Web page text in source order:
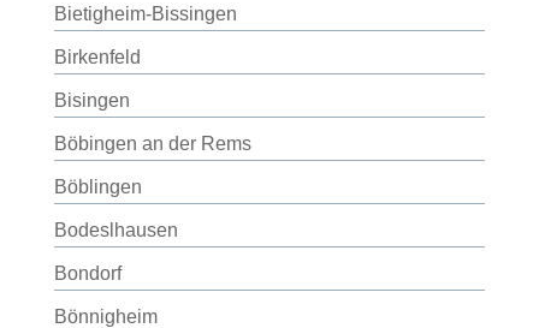
Bietigheim-Bissingen
Birkenfeld
Bisingen
Böbingen an der Rems
Böblingen
Bodeslhausen
Bondorf
Bönnigheim